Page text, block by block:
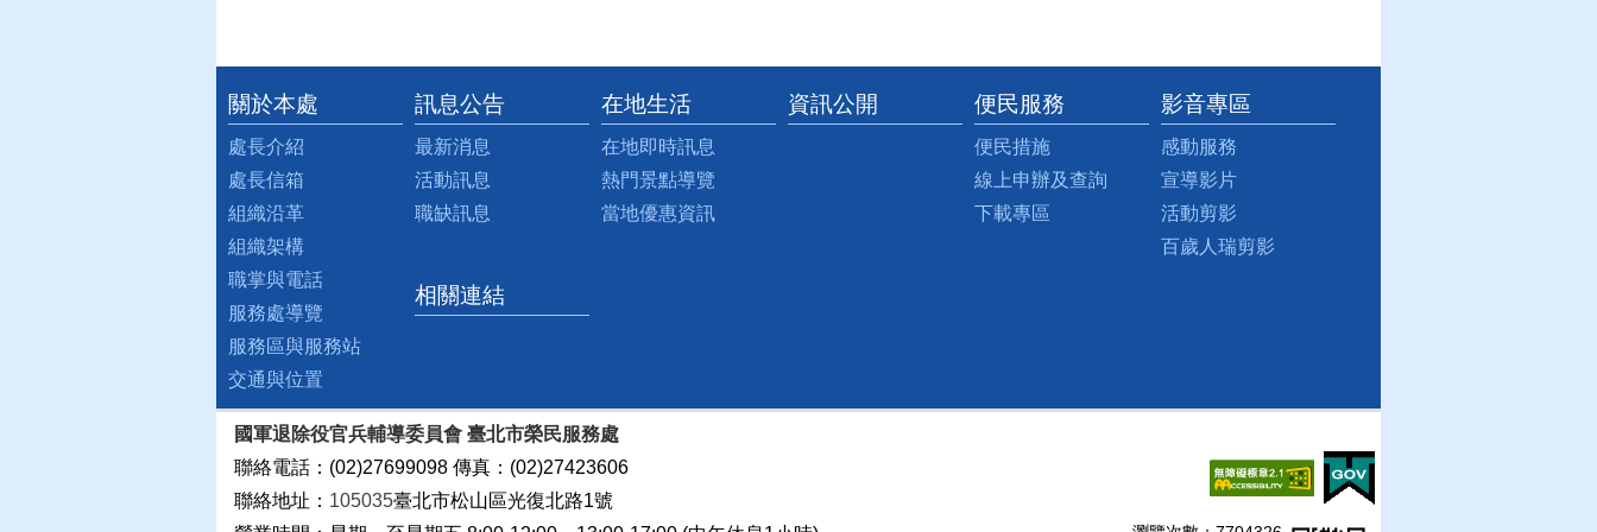
:::
關於本處
處長介紹
處長信箱
組織沿革
組織架構
職掌與電話
服務處導覽
服務區與服務站
交通與位置
訊息公告
最新消息
活動訊息
職缺訊息
在地生活
在地即時訊息
熱門景點導覽
當地優惠資訊
資訊公開 便民服務
便民措施
線上申辦及查詢
下載專區
影音專區
感動服務
宣導影片
活動剪影
百歲人瑞剪影
相關連結
國軍退除役官兵輔導委員會 臺北市榮民服務處
聯絡電話：(02)27699098 傳真：(02)27423606
聯絡地址： 105035臺北市松山區光復北路1號